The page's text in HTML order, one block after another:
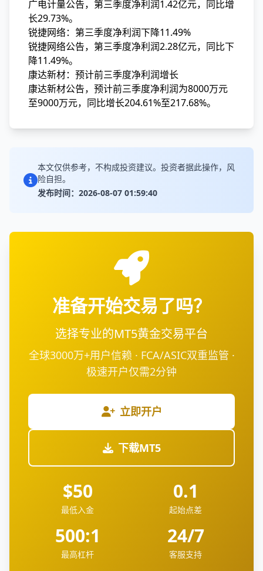
广电计量公告，第三季度净利润1.42亿元，同比增
长29.73%。
锐捷网络：第三季度净利润下降11.49%
锐捷网络公告，第三季度净利润2.28亿元，同比下
降11.49%。
康达新材：预计前三季度净利润增长
康达新材公告，预计前三季度净利润为8000万元
至9000万元，同比增长204.61%至217.68%。
本文仅供参考，不构成投资建议。投资者据此操作，风
险自担。
发布时间：2026-08-07 01:59:40
准备开始交易了吗？
选择专业的MT5黄金交易平台
全球3000万+用户信赖 · FCA/ASIC双重监管 ·
极速开户仅需2分钟
立即开户
下载MT5
$50
最低入金
0.1
起始点差
500:1
最高杠杆
24/7
客服支持